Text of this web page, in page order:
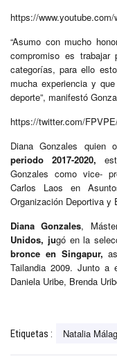
https://
“Asumo con mucho
compromiso es
categorías, para ello
mucha experiencia y
deporte”, manifestó
https://twitter.com/
Diana Gonzales quien
periodo 2017-2020,
Gonzales como vice-
Carlos Laos en
Organización Deportiva
Diana Gonzales,
Unidos, jugó en la
bronce en Singapur,
Tailandia 2009. Junto a
Daniela Uribe, Brenda
Etiquetas : Natalia